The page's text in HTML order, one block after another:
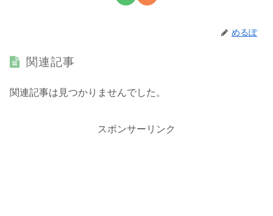
めるぽ
関連記事
関連記事は見つかりませんでした。
スポンサーリンク